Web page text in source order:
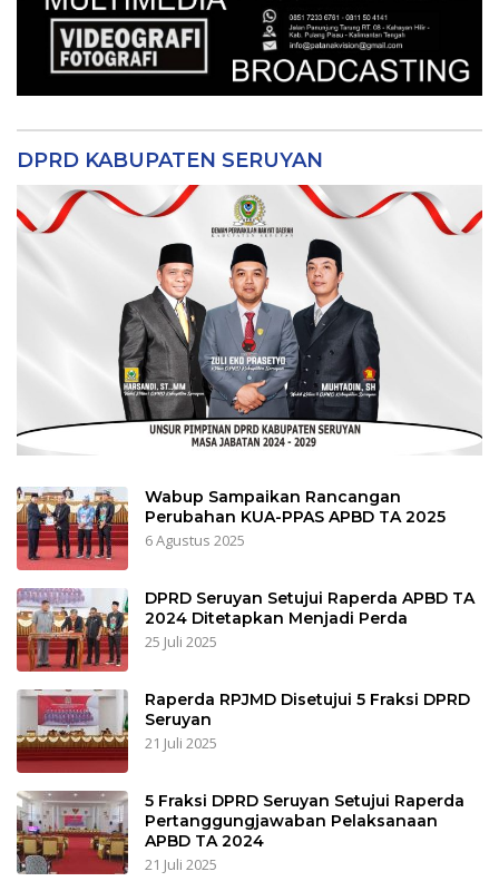
DPRD KABUPATEN SERUYAN
Wabup Sampaikan Rancangan
Perubahan KUA-PPAS APBD TA 2025
6 Agustus 2025
DPRD Seruyan Setujui Raperda APBD TA
2024 Ditetapkan Menjadi Perda
25 Juli 2025
Raperda RPJMD Disetujui 5 Fraksi DPRD
Seruyan
21 Juli 2025
5 Fraksi DPRD Seruyan Setujui Raperda
Pertanggungjawaban Pelaksanaan
APBD TA 2024
21 Juli 2025